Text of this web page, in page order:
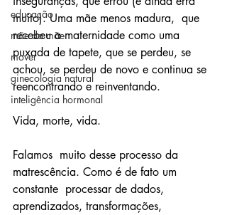
educação
mãe da mãe
mover
ginecologia natural
inteligência hormonal
muito). Uma mãe menos madura,  que
recebeu a maternidade como uma
puxada de tapete, que se perdeu, se
achou, se perdeu de novo e continua se
reencontrando e reinventando.
Vida, morte, vida.
Falamos  muito desse processo da
matrescência. Como é de fato um
constante  processar de dados,
aprendizados, transformações,